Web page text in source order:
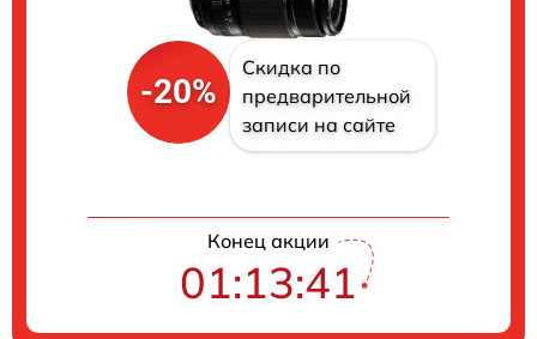
-20%
Скидка по
предварительной
записи на сайте
Конец акции
01:13:40